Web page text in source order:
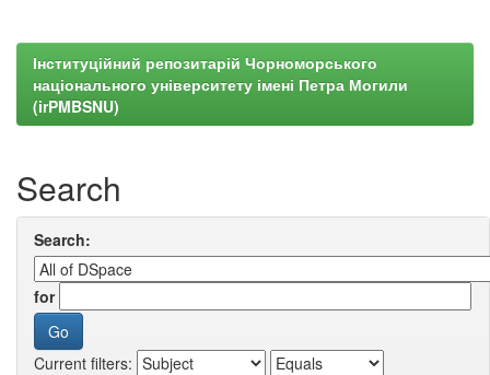
Інституційний репозитарій Чорноморського
національного університету імені Петра Могили
(irPMBSNU)
Search
Search:
for
Current filters: